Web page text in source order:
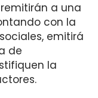
a una
con la
emitirá
de
la